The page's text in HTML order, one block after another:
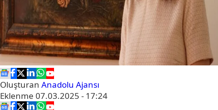
Oluşturan Anadolu Ajansı
Eklenme 07.03.2025 - 17:24